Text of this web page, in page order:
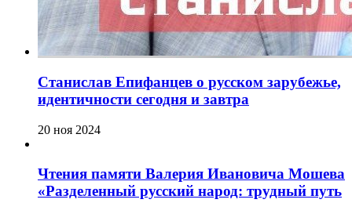
Станислав Епифанцев о русском зарубежье,
идентичности сегодня и завтра
20 ноя 2024
Чтения памяти Валерия Ивановича Мошева
«Разделенный русский народ: трудный путь